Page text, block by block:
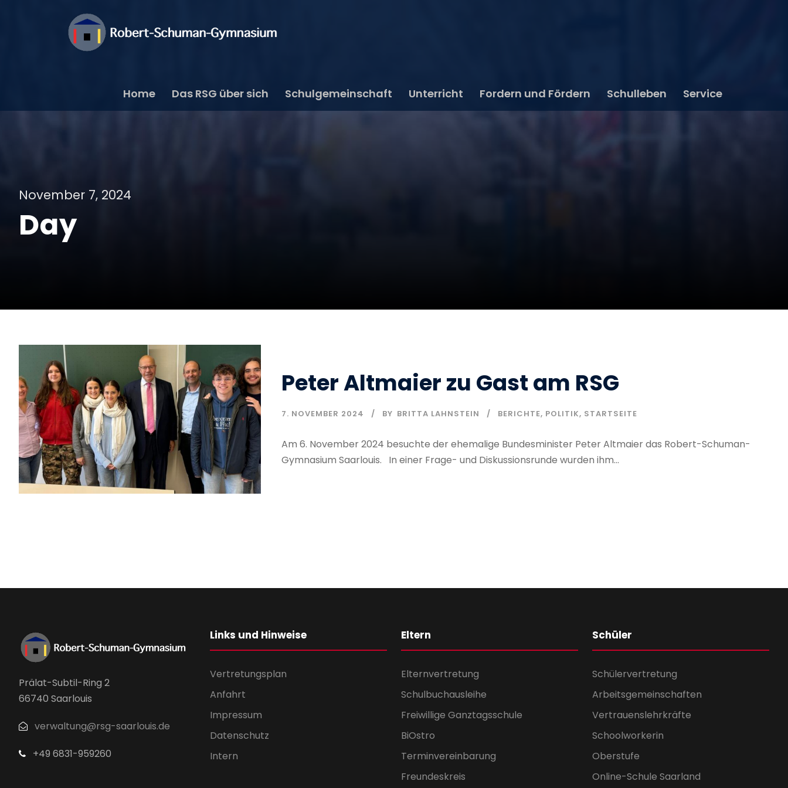
Home Das RSG über sich Schulgemeinschaft Unterricht Fordern und Fördern Schulleben Service
November 7, 2024
Day
Peter Altmaier zu Gast am RSG
7. NOVEMBER 2024 BY BRITTA LAHNSTEIN BERICHTE, POLITIK, STARTSEITE
Am 6. November 2024 besuchte der ehemalige Bundesminister Peter Altmaier das Robert-Schuman-
Gymnasium Saarlouis. In einer Frage- und Diskussionsrunde wurden ihm...
Prälat-Subtil-Ring 2
66740 Saarlouis
verwaltung@rsg-saarlouis.de
+49 6831-959260
Links und Hinweise
Vertretungsplan
Anfahrt
Impressum
Datenschutz
Intern
Eltern
Elternvertretung
Schulbuchausleihe
Freiwillige Ganztagsschule
BiOstro
Terminvereinbarung
Freundeskreis
Schüler
Schülervertretung
Arbeitsgemeinschaften
Vertrauenslehrkräfte
Schoolworkerin
Oberstufe
Online-Schule Saarland